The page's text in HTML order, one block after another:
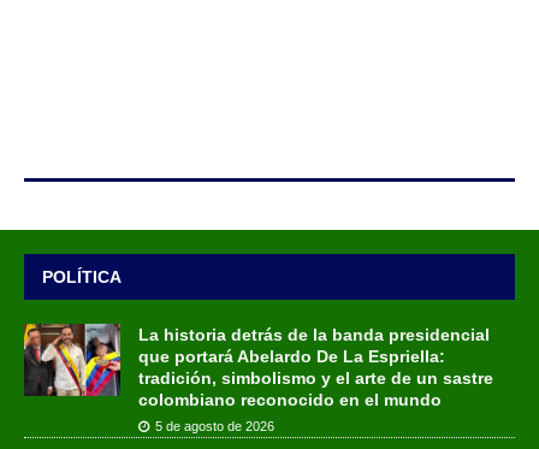
POLÍTICA
La historia detrás de la banda presidencial
que portará Abelardo De La Espriella:
tradición, simbolismo y el arte de un sastre
colombiano reconocido en el mundo
5 de agosto de 2026